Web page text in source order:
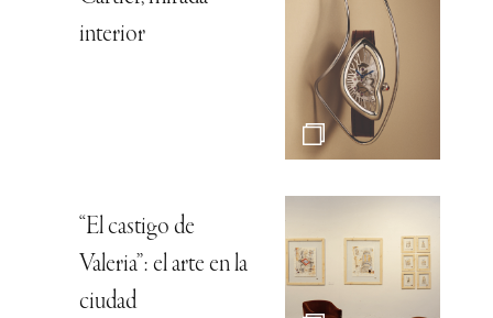
interior
“El castigo de
Valeria”: el arte en la
ciudad